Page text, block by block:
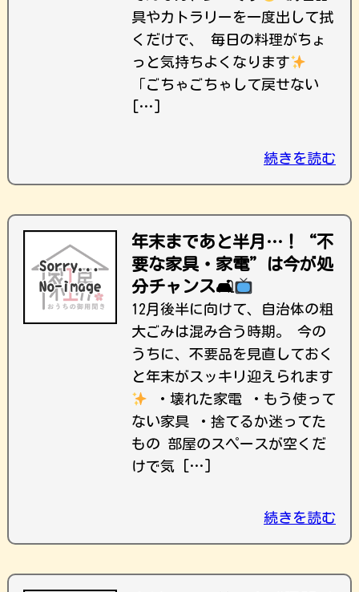
具やカトラリーを一度出して拭
くだけで、 毎日の料理がちょ
っと気持ちよくなります
「ごちゃごちゃして戻せない
[…]
続きを読む
年末まであと半月…！“不
要な家具・家電”は今が処
分チャンス🛋
12月後半に向けて、自治体の粗
大ごみは混み合う時期。 今の
うちに、不要品を見直しておく
と年末がスッキリ迎えられます
・壊れた家電 ・もう使って
ない家具 ・捨てるか迷ってた
もの 部屋のスペースが空くだ
けで気 […]
続きを読む